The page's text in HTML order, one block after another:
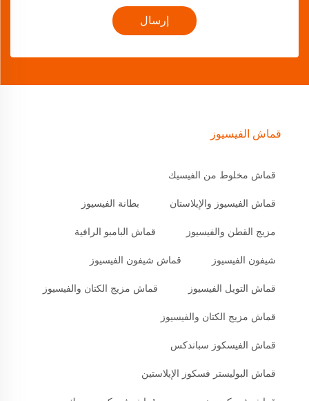
إرسال
قماش الفيسيوز
قماش مخلوط من الفيسيك
قماش الفيسيوز والإيلاستان بطانة الفيسيوز
مزيج القطن والفيسيوز قماش البامبو الرافية
شيفون الفيسيوز قماش شيفون الفيسيوز
قماش التويل الفيسيوز قماش مزيج الكتان والفيسيوز
قماش مزيج الكتان والفيسيوز
قماش الفيسكوز سباندكس
قماش البوليستر فسكوز الإيلاستين